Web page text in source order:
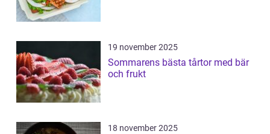
19 november 2025
Sommarens bästa tårtor med bär
och frukt
18 november 2025